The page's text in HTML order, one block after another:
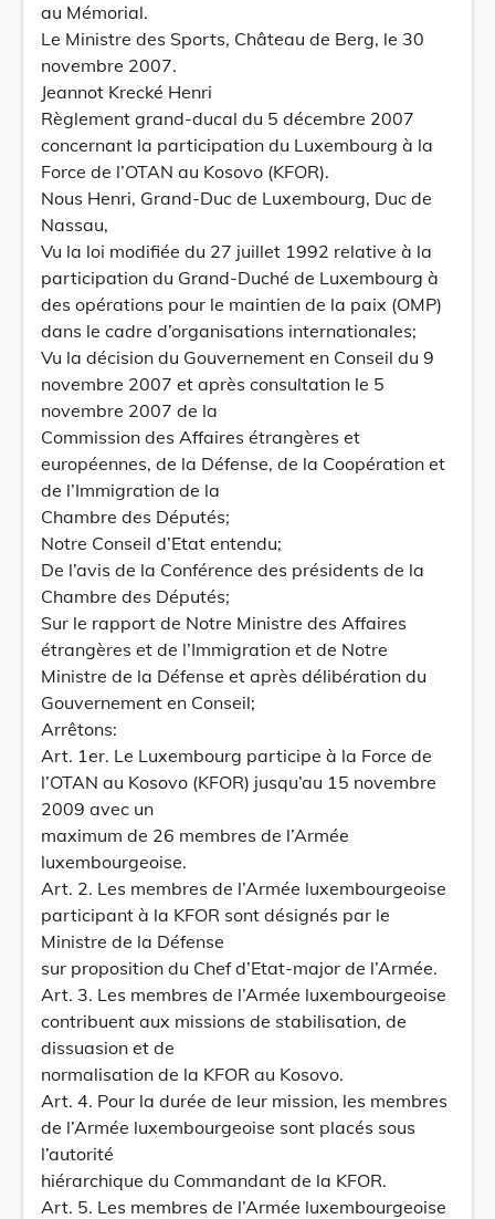
au Mémorial.
Le Ministre des Sports, Château de Berg, le 30
novembre 2007.
Jeannot Krecké Henri
Règlement grand-ducal du 5 décembre 2007
concernant la participation du Luxembourg à la
Force de l’OTAN au Kosovo (KFOR).
Nous Henri, Grand-Duc de Luxembourg, Duc de
Nassau,
Vu la loi modifiée du 27 juillet 1992 relative à la
participation du Grand-Duché de Luxembourg à
des opérations pour le maintien de la paix (OMP)
dans le cadre d’organisations internationales;
Vu la décision du Gouvernement en Conseil du 9
novembre 2007 et après consultation le 5
novembre 2007 de la
Commission des Affaires étrangères et
européennes, de la Défense, de la Coopération et
de l’Immigration de la
Chambre des Députés;
Notre Conseil d’Etat entendu;
De l’avis de la Conférence des présidents de la
Chambre des Députés;
Sur le rapport de Notre Ministre des Affaires
étrangères et de l’Immigration et de Notre
Ministre de la Défense et après délibération du
Gouvernement en Conseil;
Arrêtons:
Art. 1er. Le Luxembourg participe à la Force de
l’OTAN au Kosovo (KFOR) jusqu’au 15 novembre
2009 avec un
maximum de 26 membres de l’Armée
luxembourgeoise.
Art. 2. Les membres de l’Armée luxembourgeoise
participant à la KFOR sont désignés par le
Ministre de la Défense
sur proposition du Chef d’Etat-major de l’Armée.
Art. 3. Les membres de l’Armée luxembourgeoise
contribuent aux missions de stabilisation, de
dissuasion et de
normalisation de la KFOR au Kosovo.
Art. 4. Pour la durée de leur mission, les membres
de l’Armée luxembourgeoise sont placés sous
l’autorité
hiérarchique du Commandant de la KFOR.
Art. 5. Les membres de l’Armée luxembourgeoise